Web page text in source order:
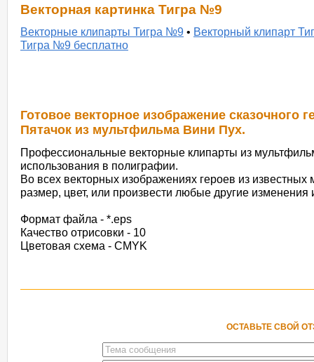
Векторная картинка Тигра №9
Векторные клипарты Тигра №9 • Векторный клипарт
Тигра №9 бесплатно
Готовое векторное изображение сказочного
Пятачок из мультфильма Вини Пух.
Профессиональные векторные клипарты из
использования в полиграфии.
Во всех векторных изображениях героев из
размер, цвет, или произвести любые другие
Формат файла - *.eps
Качество отрисовки - 10
Цветовая схема - CMYK
ОСТАВЬТЕ СВОЙ